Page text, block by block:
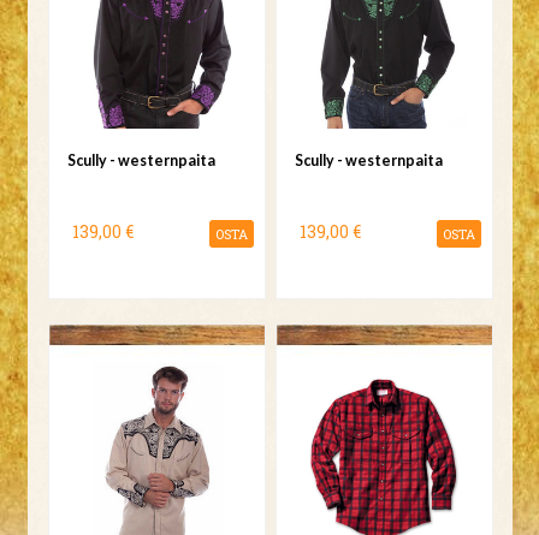
Scully - westernpaita
139,00 € OSTA
Scully - westernpaita
139,00 € OSTA